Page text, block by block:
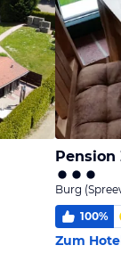
Burg
100%
Zum